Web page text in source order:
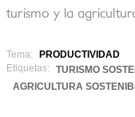
turismo y la
Tema:
PRODUCTIVIDAD
Etiquetas:
TURISMO
AGRICULTURA